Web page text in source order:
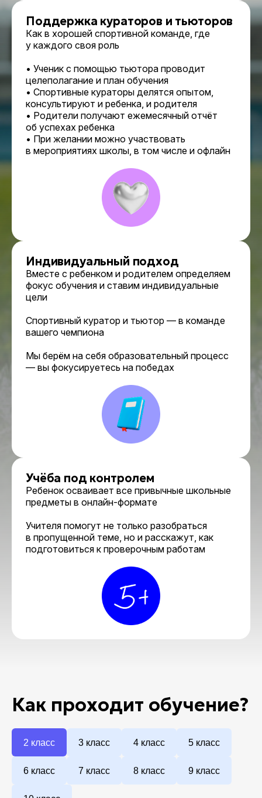
Поддержка кураторов и тьюторов
Как в хорошей спортивной команде, где
у каждого своя роль
• Ученик с помощью тьютора проводит
целеполагание и план обучения
• Спортивные кураторы делятся опытом,
консультируют и ребенка, и родителя
• Родители получают ежемесячный отчёт
об успехах ребенка
• При желании можно участвовать
в мероприятиях школы, в том числе и офлайн
Индивидуальный подход
Вместе с ребенком и родителем определяем
фокус обучения и ставим индивидуальные
цели
Спортивный куратор и тьютор — в команде
вашего чемпиона
Мы берём на себя образовательный процесс
— вы фокусируетесь на победах
Учёба под контролем
Ребенок осваивает все привычные школьные
предметы в онлайн-формате
Учителя помогут не только разобраться
в пропущенной теме, но и расскажут, как
подготовиться к проверочным работам
Как проходит обучение?
2 класс 3 класс 4 класс 5 класс
6 класс 7 класс 8 класс 9 класс